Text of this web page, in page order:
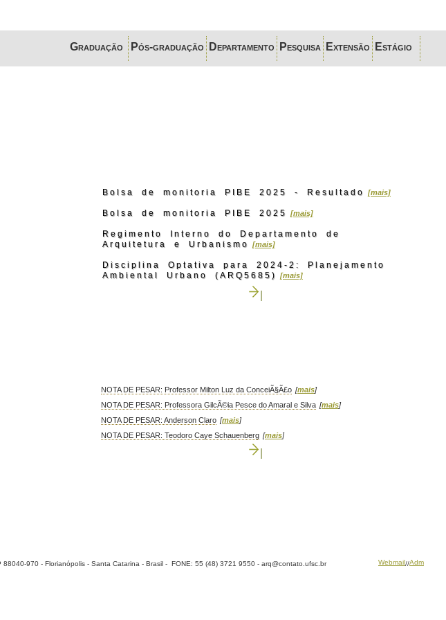
Graduação Pós-graduação Departamento Pesquisa Extensão Estágio
Bolsa de monitoria PIBE 2025 - Resultado [mais]
Bolsa de monitoria PIBE 2025 [mais]
Regimento Interno do Departamento de
Arquitetura e Urbanismo
[mais]
Disciplina Optativa para 2024-2: Planejamento
Ambiental Urbano (ARQ5685) [mais]
NOTA DE PESAR: Professor Milton Luz da ConceiÃ§Ã£o [mais]
NOTA DE PESAR: Professora GilcÃ©ia Pesce do Amaral e Silva [mais]
NOTA DE PESAR: Anderson Claro [mais]
NOTA DE PESAR: Teodoro Caye Schauenberg [mais]
88040-970 - Florianópolis - Santa Catarina - Brasil - FONE: 55 (48) 3721 9550 - arq@contato.ufsc.br Webmail//Adm